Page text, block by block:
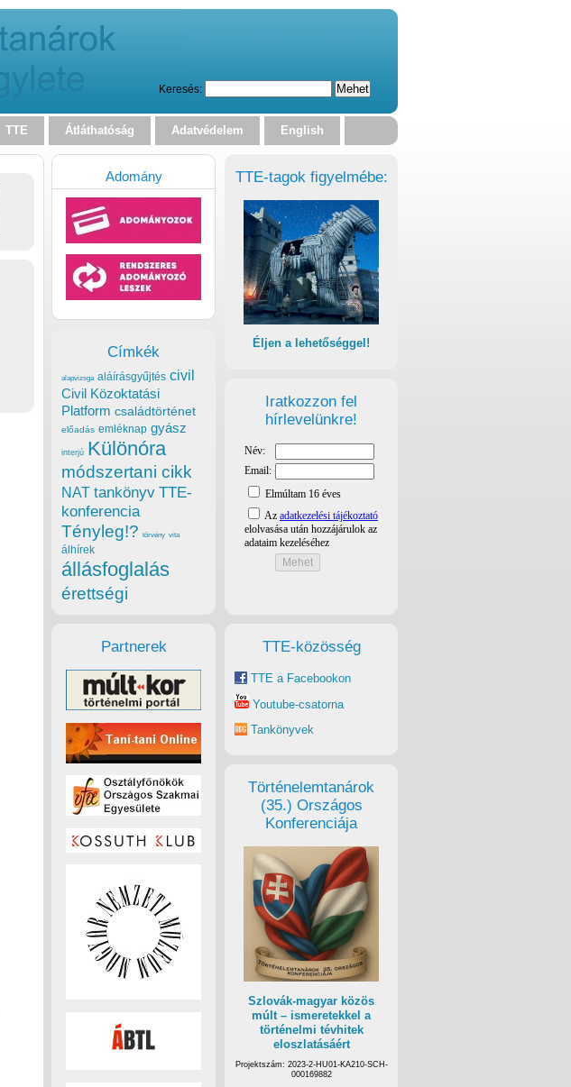
Keresés:
TTE Átláthatóság Adatvédelem English
TTE-tagok figyelmébe:
Éljen a lehetőséggel!
Iratkozzon fel
hírlevelünkre!
TTE-közösség
TTE a Facebookon
Youtube-csatorna
Tankönyvek
Történelemtanárok
(35.) Országos
Konferenciája
Szlovák-magyar közös
múlt – ismeretekkel a
történelmi tévhitek
eloszlatásáért
Projektszám: 2023-2-HU01-KA210-SCH-
000169882
Adomány
Címkék
alapvizsga aláírásgyűjtés civil
Civil Közoktatási
Platform családtörténet
előadás emléknap gyász
interjú Különóra
módszertani cikk
NAT tankönyv TTE-
konferencia
Tényleg!? törvény vita
álhírek
állásfoglalás
érettségi
Partnerek